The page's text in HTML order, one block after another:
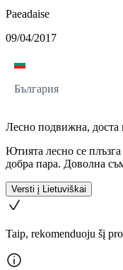
Paeadaise
09/04/2017
България
Лесно подвижна,
Ютията лесно се
добра пара. Доволна
Versti į Lietuviškai
Taip, rekomenduoju šį